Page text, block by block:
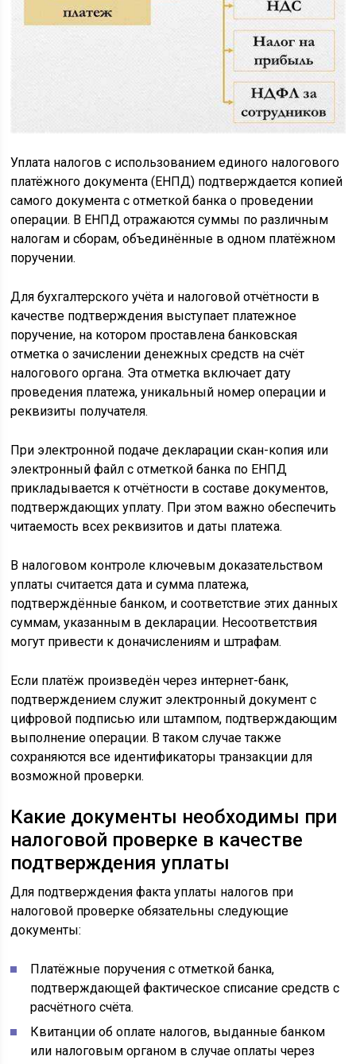
Уплата налогов с использованием единого налогового
платёжного документа (ЕНПД) подтверждается копией
самого документа с отметкой банка о проведении
операции. В ЕНПД отражаются суммы по различным
налогам и сборам, объединённые в одном платёжном
поручении.
Для бухгалтерского учёта и налоговой отчётности в
качестве подтверждения выступает платежное
поручение, на котором проставлена банковская
отметка о зачислении денежных средств на счёт
налогового органа. Эта отметка включает дату
проведения платежа, уникальный номер операции и
реквизиты получателя.
При электронной подаче декларации скан-копия или
электронный файл с отметкой банка по ЕНПД
прикладывается к отчётности в составе документов,
подтверждающих уплату. При этом важно обеспечить
читаемость всех реквизитов и даты платежа.
В налоговом контроле ключевым доказательством
уплаты считается дата и сумма платежа,
подтверждённые банком, и соответствие этих данных
суммам, указанным в декларации. Несоответствия
могут привести к доначислениям и штрафам.
Если платёж произведён через интернет-банк,
подтверждением служит электронный документ с
цифровой подписью или штампом, подтверждающим
выполнение операции. В таком случае также
сохраняются все идентификаторы транзакции для
возможной проверки.
Какие документы необходимы при
налоговой проверке в качестве
подтверждения уплаты
Для подтверждения факта уплаты налогов при
налоговой проверке обязательны следующие
документы:
Платёжные поручения с отметкой банка,
подтверждающей фактическое списание средств с
расчётного счёта.
Квитанции об оплате налогов, выданные банком
или налоговым органом в случае оплаты через